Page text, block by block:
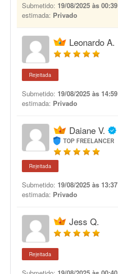
Submetido: 19/08/2025 às 00:39
estimada: Privado
Leonardo A.
Rejeitada
Submetido: 19/08/2025 às 14:59
estimada: Privado
Daiane V.
TOP FREELANCER
Rejeitada
Submetido: 19/08/2025 às 13:37
estimada: Privado
Jess Q.
Rejeitada